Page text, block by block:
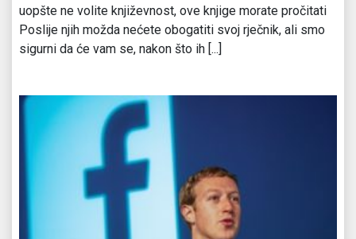
uopšte ne volite književnost, ove knjige morate pročitati
Poslije njih možda nećete obogatiti svoj rječnik, ali smo
sigurni da će vam se, nakon što ih [...]